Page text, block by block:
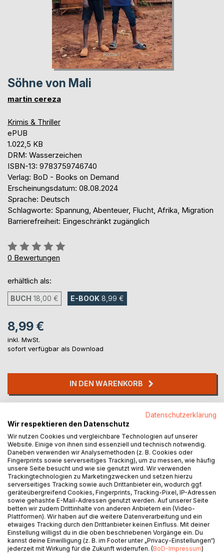
Söhne von Mali
martin cereza
Krimis & Thriller
ePUB
1.022,5 KB
DRM: Wasserzeichen
ISBN-13: 9783759746740
Verlag: BoD - Books on Demand
Erscheinungsdatum: 08.08.2024
Sprache: Deutsch
Schlagworte: Spannung, Abenteuer, Flucht, Afrika, Migration
Barrierefreiheit: Eingeschränkt zugänglich
Bewertung::
0%
0 Bewertungen
erhältlich als:
BUCH 18,00 € E-BOOK 8,99 €
8,99 €
inkl. MwSt.
sofort verfügbar als Download
IN DEN WARENKORB
Titel bewerten
BESCHREIBUNG
Issa verharrt geschockt am Tor zum verfallenen Haus
seiner Familie. Aus dem Halbdunkel des Vorbaues erkennt
er die Mutter auf dem zerschlissenen Armeebett. Die
Datenschutzerklärung
Wir respektieren den Datenschutz
Wir nutzen Cookies und vergleichbare Technologien auf unserer
Website. Einige von ihnen sind essenziell und technisch notwendig.
Daneben verwenden wir Analysemethoden (z. B. Cookies oder
Fingerprints sowie serverseitiges Tracking), um zu messen, wie häufig
unsere Seite besucht und wie sie genutzt wird. Wir verwenden
Trackingtechnologien zu Marketingzwecken und setzen hierzu
serverseitiges Tracking sowie auch Drittanbieter ein, wodurch ggf.
geräteübergreifend Cookies, Fingerprints, Tracking-Pixel, IP-Adressen
sowie gehashte E-Mail-Adressen genutzt werden. Auf unserer Seite
betten wir zudem Drittinhalte von anderen Anbietern ein (Video-
Plattformen). Wir haben auf die weitere Datenverarbeitung und ein
etwaiges Tracking durch den Drittanbieter keinen Einfluss. Mit deiner
Einstellung willigst du in die oben beschriebenen Vorgänge ein. Du
kannst deine Einwilligung (z. B. im Footer unter „Privacy-Einstellungen“)
jederzeit mit Wirkung für die Zukunft widerrufen. (BoD-Impressum)